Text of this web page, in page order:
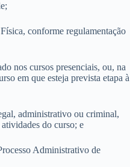
conforme regulamentação
nos cursos presenciais, ou, na
em que esteja prevista etapa à
administrativo ou criminal,
do curso; e
Administrativo de